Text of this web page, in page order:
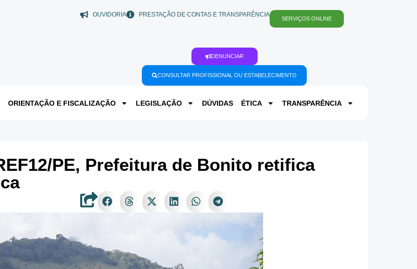
OUVIDORIA PRESTAÇÃO DE CONTAS E TRANSPARÊNCIA
SERVIÇOS ONLINE
DENUNCIAR
CONSULTAR PROFISSIONAL OU ESTABELECIMENTO
ORIENTAÇÃO E FISCALIZAÇÃO LEGISLAÇÃO DÚVIDAS ÉTICA TRANSPARÊNCIA
PE, Prefeitura de Bonito retifica